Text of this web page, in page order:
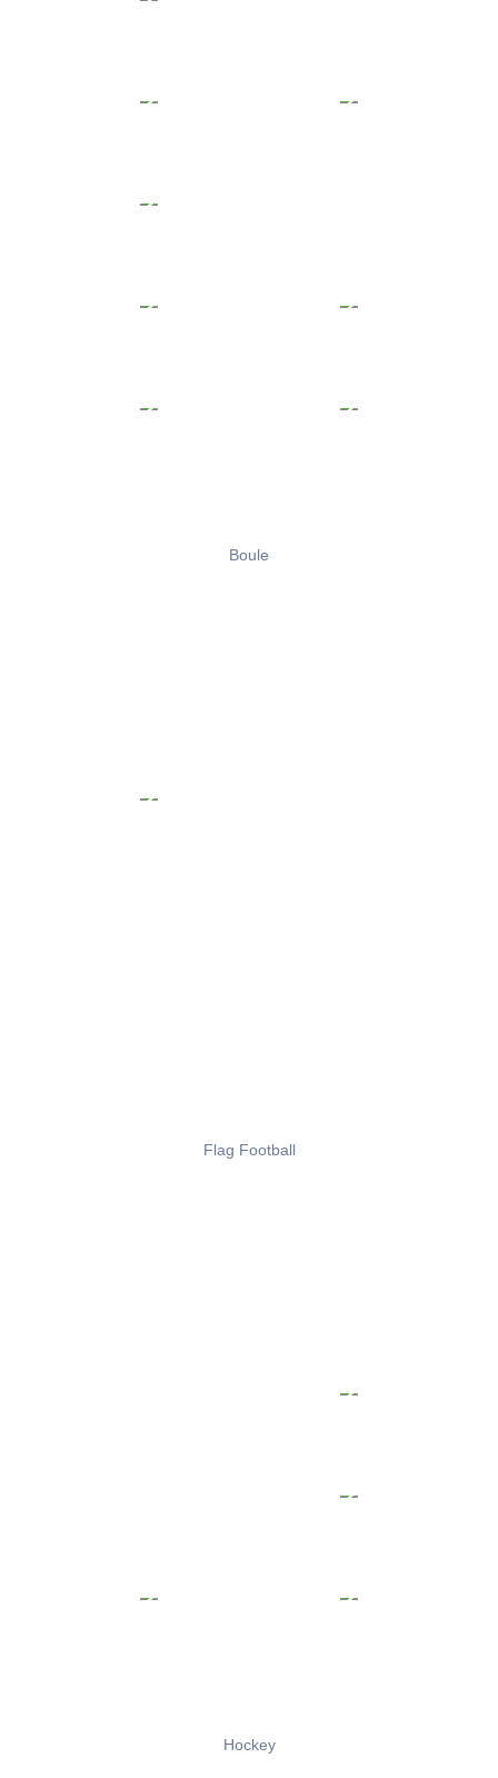
Boule
Flag Football
Hockey